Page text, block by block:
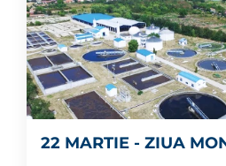
22 MARTIE - ZIUA